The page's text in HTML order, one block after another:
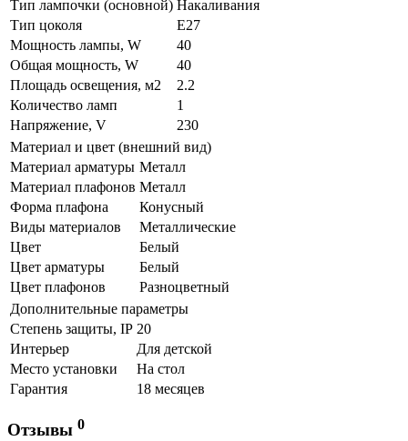
Тип лампочки (основной) Накаливания
Тип цоколя
E27
Мощность лампы, W
40
Общая мощность, W
40
Площадь освещения, м2
2.2
Количество ламп
1
Напряжение, V
230
Материал и цвет (внешний вид)
Материал арматуры Металл
Материал плафонов Металл
Форма плафона
Конусный
Виды материалов
Металлические
Цвет
Белый
Цвет арматуры
Белый
Цвет плафонов
Разноцветный
Дополнительные параметры
Степень защиты, IP 20
Интерьер
Для детской
Место установки
На стол
Гарантия
18 месяцев
Отзывы 0